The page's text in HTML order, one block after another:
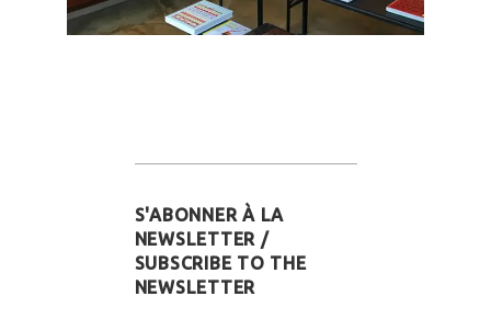
S'ABONNER À LA
NEWSLETTER /
SUBSCRIBE TO THE
NEWSLETTER